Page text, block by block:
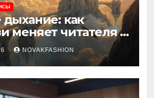
дыхание: как
меняет читателя и
NOVAKFASHION